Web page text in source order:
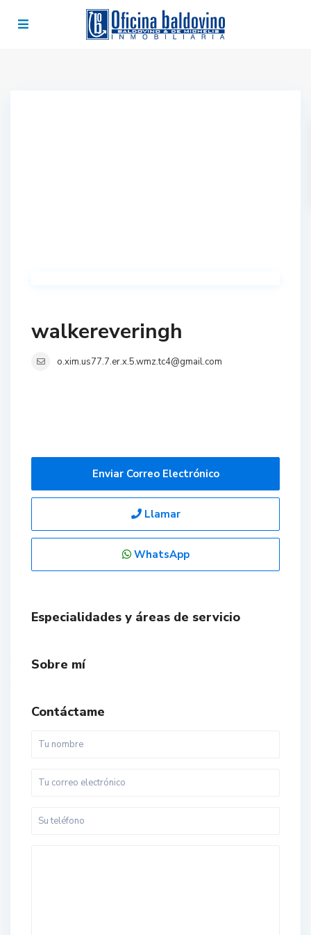
walkereveringh
o.xim.us77.7.er.x.5.wmz.tc4@gmail.com
Enviar Correo Electrónico
Llamar
WhatsApp
Especialidades y áreas de servicio
Sobre mí
Contáctame